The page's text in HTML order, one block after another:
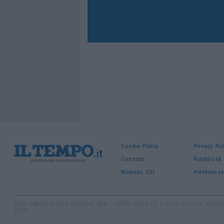
Cookie Policy
Privacy
Contatti
Pubblicità
Modello 231